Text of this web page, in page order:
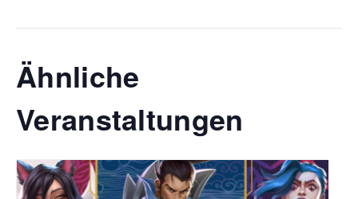
Ähnliche
Veranstaltungen